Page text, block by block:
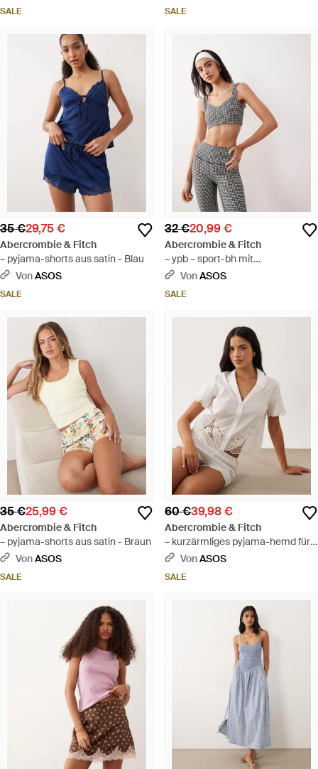
SALE SALE
35 €29,75 €
Abercrombie & Fitch
– pyjama-shorts aus satin - Blau
VonASOS
SALE
32 €20,99 €
Abercrombie & Fitch
– ypb – sport-bh mit
herzausschnitt und em
Grau
VonASOS
SALE
35 €25,99 €
Abercrombie & Fitch
– pyjama-shorts aus satin - Braun
VonASOS
SALE
60 €39,98 €
Abercrombie & Fitch
– kurzärmliges pyjama-hemd für
die braut - Natur
VonASOS
SALE